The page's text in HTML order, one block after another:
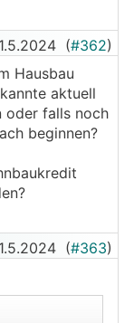
1.5.2024 (#362)
Hausbau
aktuell
oder falls noch
beginnen?
1.5.2024 (#363)